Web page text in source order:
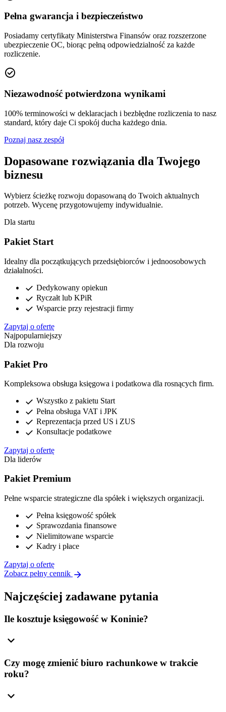
Pełna gwarancja i bezpieczeństwo
Posiadamy certyfikaty Ministerstwa Finansów oraz rozszerzone
ubezpieczenie OC, biorąc pełną odpowiedzialność za każde
rozliczenie.
check_circle
Niezawodność potwierdzona wynikami
100% terminowości w deklaracjach i bezbłędne rozliczenia to nasz
standard, który daje Ci spokój ducha każdego dnia.
Poznaj nasz zespół
Dopasowane rozwiązania dla Twojego
biznesu
Wybierz ścieżkę rozwoju dopasowaną do Twoich aktualnych
potrzeb. Wycenę przygotowujemy indywidualnie.
Dla startu
Pakiet Start
Idealny dla początkujących przedsiębiorców i jednoosobowych
działalności.
check Dedykowany opiekun
check Ryczałt lub KPiR
check Wsparcie przy rejestracji firmy
Zapytaj o ofertę
Najpopularniejszy
Dla rozwoju
Pakiet Pro
Kompleksowa obsługa księgowa i podatkowa dla rosnących firm.
check Wszystko z pakietu Start
check Pełna obsługa VAT i JPK
check Reprezentacja przed US i ZUS
check Konsultacje podatkowe
Zapytaj o ofertę
Dla liderów
Pakiet Premium
Pełne wsparcie strategiczne dla spółek i większych organizacji.
check Pełna księgowość spółek
check Sprawozdania finansowe
check Nielimitowane wsparcie
check Kadry i płace
Zapytaj o ofertę
Zobacz pełny cennik arrow_forward
Najczęściej zadawane pytania
Ile kosztuje księgowość w Koninie?
expand_more
Czy mogę zmienić biuro rachunkowe w trakcie
roku?
expand_more